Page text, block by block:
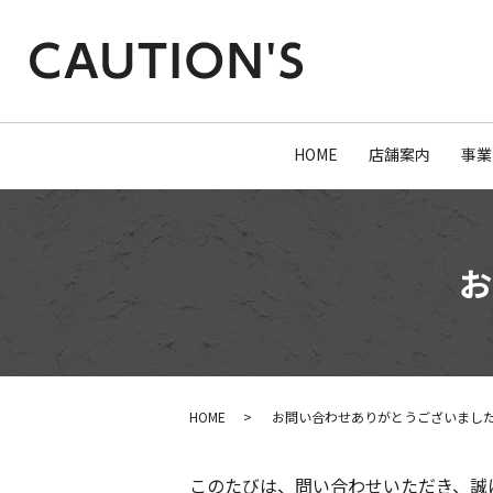
HOME 店舗案内 事
HOME お問い合わせありがとうございまし
このたびは、問い合わせいただき、